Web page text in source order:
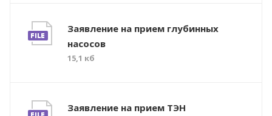
Заявление на прием глубинных
насосов
15,1 кб
Заявление на прием ТЭН